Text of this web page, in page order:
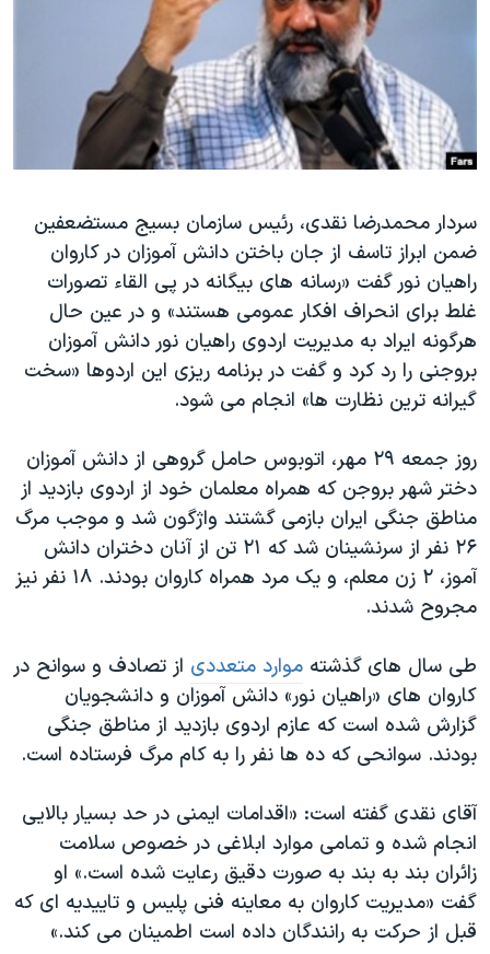
فرهنگ و زندگی
حقوق شهروندی
اقتصادی
علم و فناوری
گالری عکس
آرشیو پخش زنده
انتخابات ریاست جمهوری آمریکا ۲۰۲۴
حمله جمهوری اسلامی به اسرائیل
رمز مهسا
اعتراضات زن، زندگی، آزادی
مجموعه مستندهای دادخواهی
تریبونال مردمی آبان ۹۸
دادگاه حمید نوری
چهل سال گروگان‌گیری
قانون شفافیت دارائی کادر رهبری ایران
اعتراضات مردمی آبان ۹۸
اسرائیل در جنگ
نرگس محمدی برنده جایزه نوبل صلح
همایش محافظه‌کاران آمریکا «سی‌پک»
صفحه‌های ویژه
زبانهای مختلف
سردار محمدرضا نقدی، رئیس سازمان بسیج مستضعفین
ضمن ابراز تاسف از جان باختن دانش آموزان در کاروان
راهیان نور گفت «رسانه های بیگانه در پی القاء تصورات
غلط برای انحراف افکار عمومی هستند» و در عین حال
هرگونه ایراد به مدیریت اردوی راهیان نور دانش آموزان
بروجنی را رد کرد و گفت در برنامه ریزی این اردوها «سخت
گیرانه ترین نظارت ها» انجام می شود.
روز جمعه ۲۹ مهر، اتوبوس حامل گروهی از دانش آموزان
دختر شهر بروجن که همراه معلمان خود از اردوی بازدید از
مناطق جنگی ایران بازمی گشتند واژگون شد و موجب مرگ
۲۶ نفر از سرنشینان شد که ۲۱ تن از آنان دختران دانش
آموز، ۲ زن معلم، و یک مرد همراه کاروان بودند. ۱۸ نفر نیز
مجروح شدند.
طی سال های گذشته موارد متعددی از تصادف و سوانح در
کاروان های «راهیان نور» دانش آموزان و دانشجویان
گزارش شده است که عازم اردوی بازدید از مناطق جنگی
بودند. سوانحی که ده ها نفر را به کام مرگ فرستاده است.
آقای نقدی گفته است: «اقدامات ایمنی در حد بسیار بالایی
انجام شده و تمامی موارد ابلاغی در خصوص سلامت
زائران بند به بند به صورت دقیق رعایت شده است.» او
گفت «مدیریت کاروان به معاینه فنی پلیس و تاییدیه ای که
قبل از حرکت به رانندگان داده است اطمینان می کند.»